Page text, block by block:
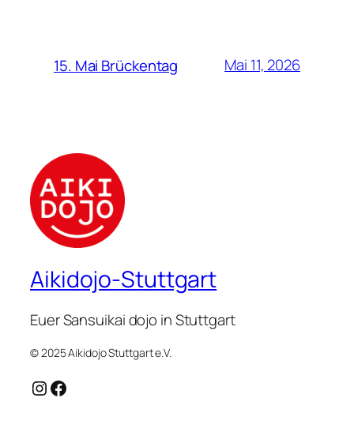
15. Mai Brückentag Mai 11, 2026
Aikidojo-Stuttgart
Euer Sansuikai dojo in Stuttgart
© 2025 Aikidojo Stuttgart e.V.
Instagram Facebook